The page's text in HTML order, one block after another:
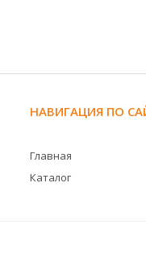
НАВИГАЦИЯ ПО
Главная
Каталог